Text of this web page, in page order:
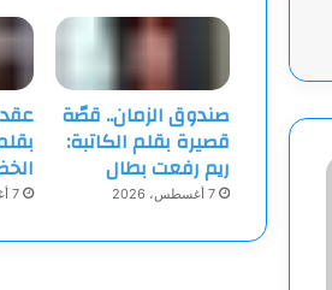
صندوق الزمان.. قصّة
قصيرة بقلم الكاتبة:
ريم رفعت بطال
7 أغسطس، 2026 7 أغسطس، 2026